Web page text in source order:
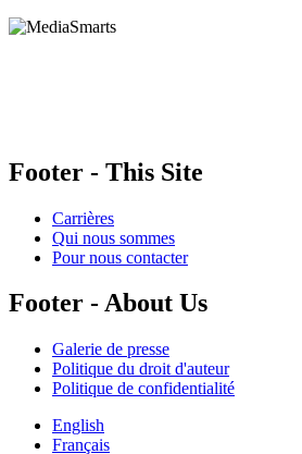
Footer - This Site
Carrières
Qui nous sommes
Pour nous contacter
Footer - About Us
Galerie de presse
Politique du droit d'auteur
Politique de confidentialité
English
Français